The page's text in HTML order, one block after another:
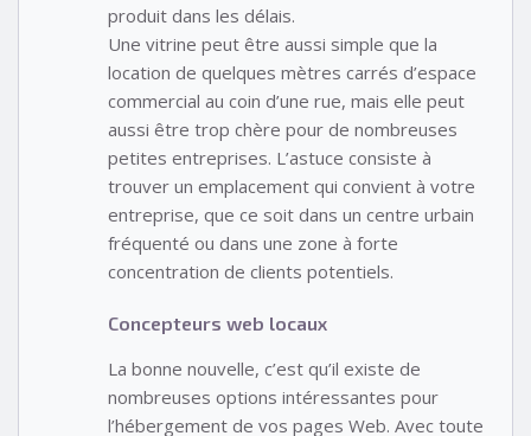
produit dans les délais.
Une vitrine peut être aussi simple que la
location de quelques mètres carrés d’espace
commercial au coin d’une rue, mais elle peut
aussi être trop chère pour de nombreuses
petites entreprises. L’astuce consiste à
trouver un emplacement qui convient à votre
entreprise, que ce soit dans un centre urbain
fréquenté ou dans une zone à forte
concentration de clients potentiels.
Concepteurs web locaux
La bonne nouvelle, c’est qu’il existe de
nombreuses options intéressantes pour
l’hébergement de vos pages Web. Avec toute